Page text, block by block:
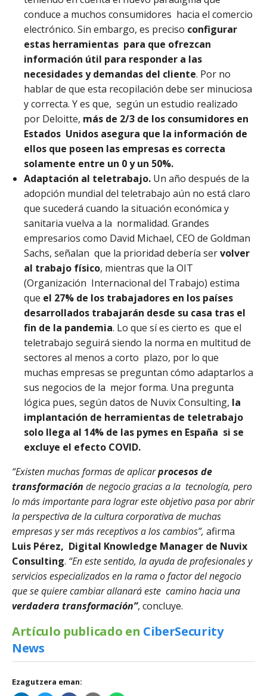
conduce a muchos consumidores hacia el comercio
electrónico. Sin embargo, es preciso configurar
estas herramientas para que ofrezcan
información útil para responder a las
necesidades y demandas del cliente. Por no
hablar de que esta recopilación debe ser minuciosa
y correcta. Y es que, según un estudio realizado
por Deloitte, más de 2/3 de los consumidores en
Estados Unidos asegura que la información de
ellos que poseen las empresas es correcta
solamente entre un 0 y un 50%.
Adaptación al teletrabajo. Un año después de la
adopción mundial del teletrabajo aún no está claro
que sucederá cuando la situación económica y
sanitaria vuelva a la normalidad. Grandes
empresarios como David Michael, CEO de Goldman
Sachs, señalan que la prioridad debería servolver
al trabajo físico, mientras que la OIT
(Organización Internacional del Trabajo) estima
que el 27% de los trabajadores en los países
desarrollados trabajarán desde su casa tras el
fin de la pandemia. Lo que sí es cierto es que el
teletrabajo seguirá siendo la norma en multitud de
sectores al menos a corto plazo, por lo que
muchas empresas se preguntan cómo adaptarlos a
sus negocios de la mejor forma. Una pregunta
lógica pues, según datos de Nuvix Consulting, la
implantación de herramientas de teletrabajo
solo llega al 14% de las pymes en España si se
excluye el efecto COVID.
“Existen muchas formas de aplicarprocesos de
transformación de negocio gracias a la tecnología, pero
lo más importante para lograr este objetivo pasa por abrir
la perspectiva de la cultura corporativa de muchas
empresas y ser más receptivos a los cambios”, afirma
Luis Pérez, Digital Knowledge Manager de Nuvix
Consulting. “En este sentido, la ayuda de profesionales y
servicios especializados en la rama o factor del negocio
que se quiere cambiar allanará este camino hacia una
verdadera transformación”, concluye.
Artículo publicado en CiberSecurity
News
Ezagutzera eman: